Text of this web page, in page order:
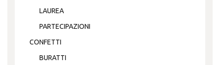
LAUREA
PARTECIPAZIONI
CONFETTI
BURATTI